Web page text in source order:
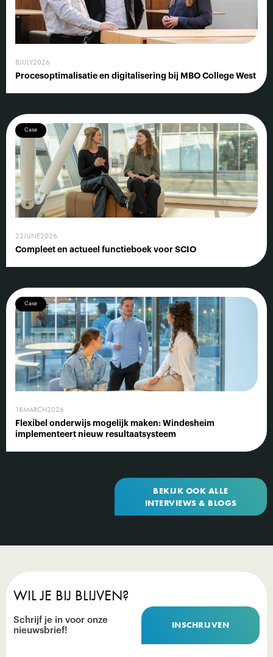
8JULY2026
Procesoptimalisatie en digitalisering bij MBO College West
Case
22JUNE2026
Compleet en actueel functieboek voor SCIO
Case
18MARCH2026
Flexibel onderwijs mogelijk maken: Windesheim
implementeert nieuw resultaatsysteem
BEKIJK OOK ALLE
INTERVIEWS & BLOGS
WIL JE BIJ BLIJVEN?
Schrijf je in voor onze
nieuwsbrief!
INSCHRIJVEN